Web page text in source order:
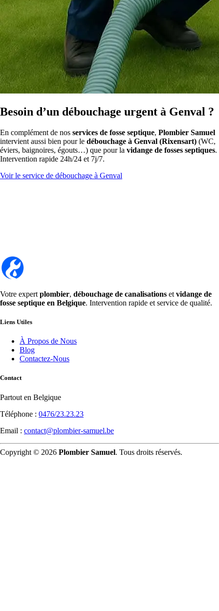
Besoin d’un débouchage urgent à Genval ?
En complément de nos services de fosse septique, Plombier Samuel
intervient aussi bien pour le débouchage à Genval (Rixensart) (WC,
éviers, baignoires, égouts…) que pour la vidange de fosses septiques.
Intervention rapide 24h/24 et 7j/7.
Voir le service de débouchage à Genval
Votre expert plombier, débouchage de canalisations et vidange de
fosse septique en Belgique. Intervention rapide et service de qualité.
Liens Utiles
À Propos de Nous
Blog
Contactez-Nous
Contact
Partout en Belgique
Téléphone : 0476/23.23.23
Email : contact@plombier-samuel.be
Copyright © 2026 Plombier Samuel. Tous droits réservés.